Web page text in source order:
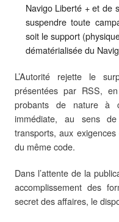
Navigo Liberté + et de
suspendre toute
soit le support
dématérialisée du
L’Autorité rejette le
présentées par RSS, en
probants de nature à
immédiate, au sens
transports, aux
du même code.
Dans l’attente de la
accomplissement des
secret des affaires, le